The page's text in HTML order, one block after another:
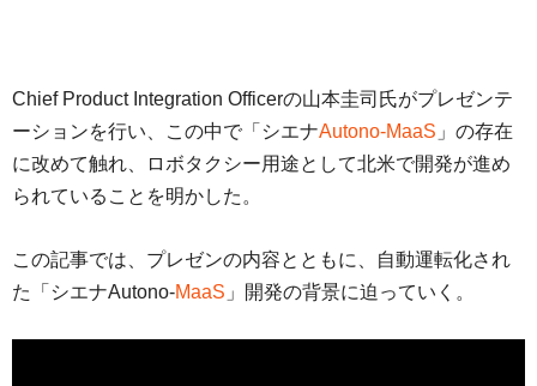
Chief Product Integration Officerの山本圭司氏がプレゼンテ
ーションを行い、この中で「シエナAutono-MaaS 」の存在
に改めて触れ、ロボタクシー用途として北米で開発が進め
られていることを明かした。
この記事では、プレゼンの内容とともに、自動運転化され
た「シエナAutono-MaaS 」開発の背景に迫っていく。